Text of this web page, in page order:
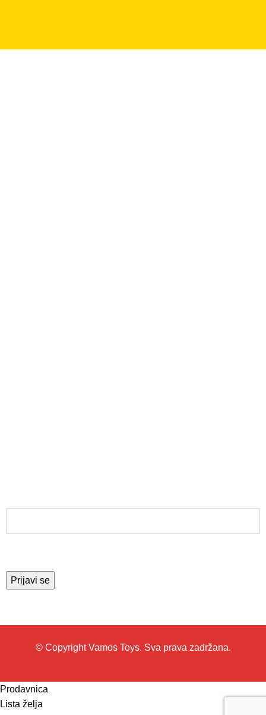
© Copyright Vamos Toys. Sva prava zadržana.
Prodavnica
Lista želja